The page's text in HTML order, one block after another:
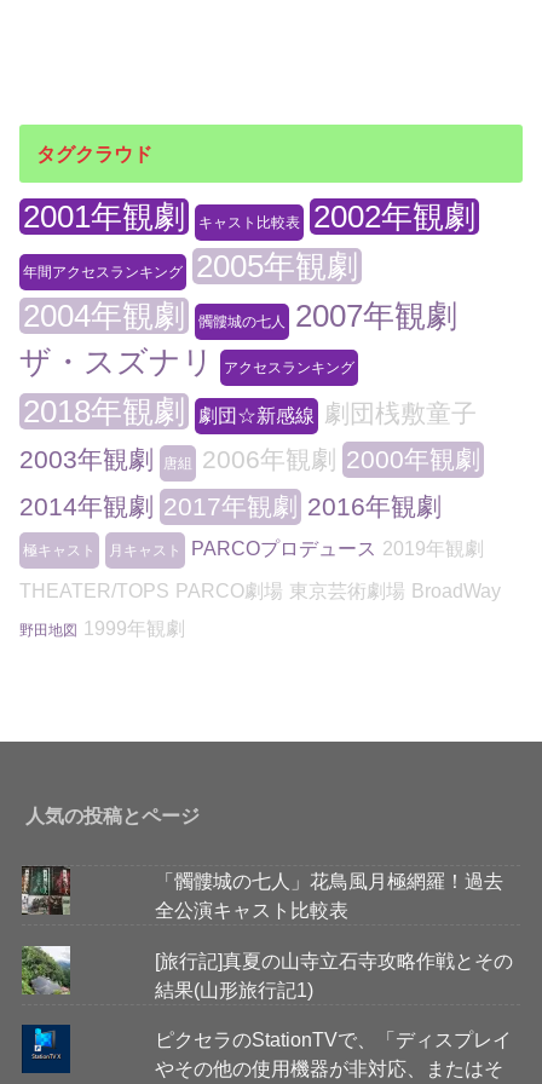
タグクラウド
2001年観劇 キャスト比較表 2002年観劇
年間アクセスランキング
2005年観劇
2004年観劇
髑髏城の七人
2007年観劇
ザ・スズナリ
アクセスランキング
2018年観劇 劇団☆新感線
劇団桟敷童子
2003年観劇
唐組 2006年観劇
2000年観劇
2014年観劇 2017年観劇 2016年観劇
極キャスト 月キャスト PARCOプロデュース 2019年観劇
THEATER/TOPS PARCO劇場 東京芸術劇場 BroadWay
野田地図 1999年観劇
人気の投稿とページ
「髑髏城の七人」花鳥風月極網羅！過去
全公演キャスト比較表
[旅行記]真夏の山寺立石寺攻略作戦とその
結果(山形旅行記1)
ピクセラのStationTVで、「ディスプレイ
やその他の使用機器が非対応、またはそ